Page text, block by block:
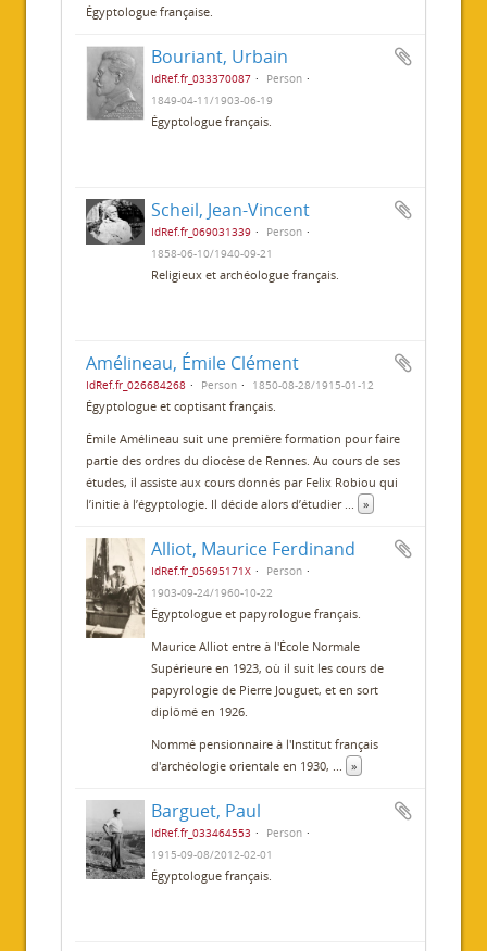
Égyptologue française.
Bouriant, Urbain
IdRef.fr_033370087
Person
1849-04-11/1903-06-19
Égyptologue français.
Scheil, Jean-Vincent
IdRef.fr_069031339
Person
1858-06-10/1940-09-21
Religieux et archéologue français.
Amélineau, Émile Clément
IdRef.fr_026684268 Person 1850-08-28/1915-01-12
Égyptologue et coptisant français.
Émile Amélineau suit une première formation pour faire
partie des ordres du diocèse de Rennes. Au cours de ses
études, il assiste aux cours donnés par Felix Robiou qui
l’initie à l’égyptologie. Il décide alors d’étudier ... »
Alliot, Maurice Ferdinand
IdRef.fr_05695171X
Person
1903-09-24/1960-10-22
Égyptologue et papyrologue français.
Maurice Alliot entre à l'École Normale
Supérieure en 1923, où il suit les cours de
papyrologie de Pierre Jouguet, et en sort
diplômé en 1926.
Nommé pensionnaire à l'Institut français
d'archéologie orientale en 1930, ... »
Barguet, Paul
IdRef.fr_033464553
Person
1915-09-08/2012-02-01
Égyptologue français.